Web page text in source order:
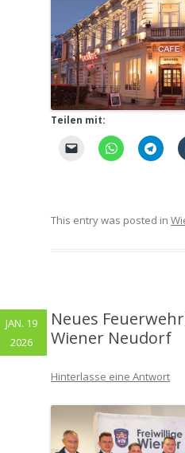
Teilen mit:
This entry was posted in
Neues
Wiener Neudorf
Hinterlasse eine Antwort
JAN. 19
2026